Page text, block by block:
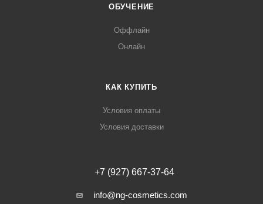
ОБУЧЕНИЕ
Оффлайн
Онлайн
КАК КУПИТЬ
Условия оплаты
Условия доставки
+7 (927) 667-37-64
info@ng-cosmetics.com